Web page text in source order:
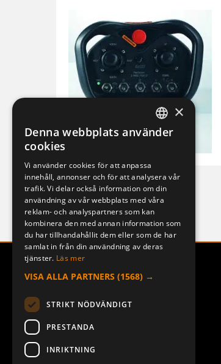
J-150J
f95517514476
SWEDISH
DEUTSCH
×
Denna webbplats använder
cookies
Vi använder cookies för att anpassa
innehåll, annonser och för att analysera vår
trafik. Vi delar också information om din
användning av vår webbplats med våra
reklam- och analyspartners som kan
kombinera den med annan information som
du har tillhandahållit dem eller som de har
samlat in från din användning av deras
tjänster. Läs mer
VISA ALLA PARTNERS (1568) →
STRIKT NÖDVÄNDIGT
PRESTANDA
INRIKTNING